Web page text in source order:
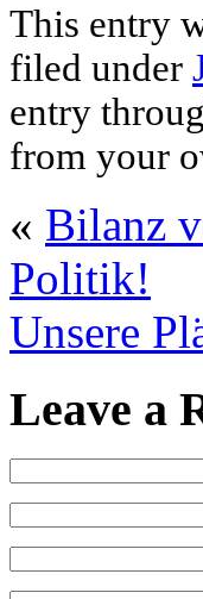
This entry
filed under
entry
from your
« Bilanz
Politik!
Unsere
Leave a